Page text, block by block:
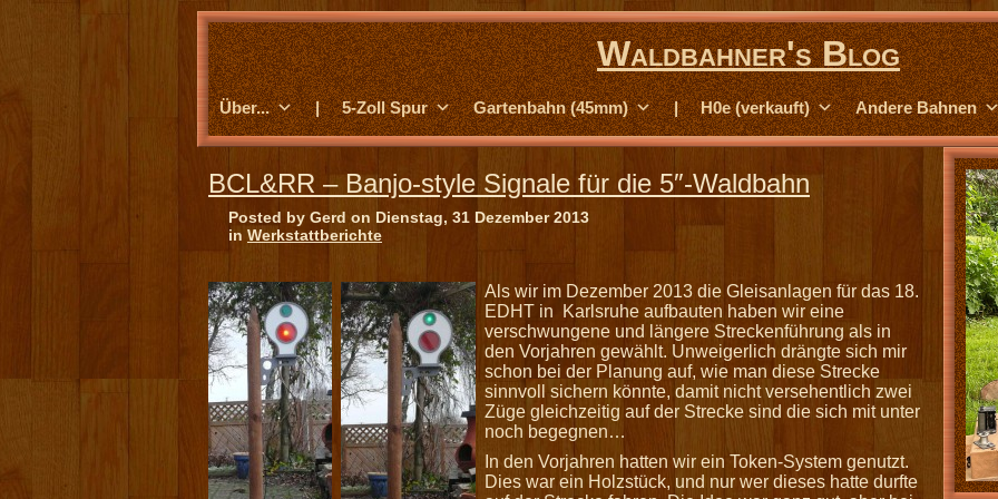
Waldbahner's Blog
Über... | 5-Zoll Spur Gartenbahn (45mm) | H0e (verkauft) Andere Bahnen
BCL&RR – Banjo-style Signale für die 5″-Waldbahn
Posted by Gerd on Dienstag, 31 Dezember 2013
in Werkstattberichte
Als wir im Dezember 2013 die Gleisanlagen für das 18.
EDHT in Karlsruhe aufbauten haben wir eine
verschwungene und längere Streckenführung als in
den Vorjahren gewählt. Unweigerlich drängte sich mir
schon bei der Planung auf, wie man diese Strecke
sinnvoll sichern könnte, damit nicht versehentlich zwei
Züge gleichzeitig auf der Strecke sind die sich mit unter
noch begegnen…
In den Vorjahren hatten wir ein Token-System genutzt.
Dies war ein Holzstück, und nur wer dieses hatte durfte